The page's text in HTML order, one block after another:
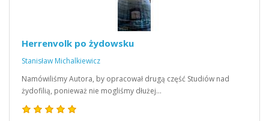
Herrenvolk po żydowsku
Stanisław Michalkiewicz
Namówiliśmy Autora, by opracował drugą część Studiów nad
żydofilią, ponieważ nie mogliśmy dłużej…